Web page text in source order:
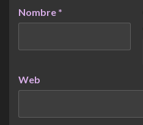
Nombre *
Web